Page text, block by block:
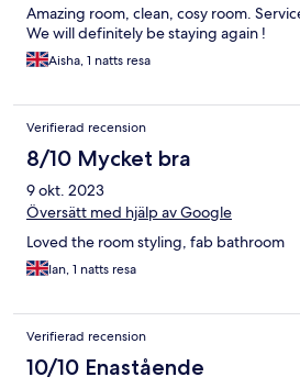
Amazing room, clean, cosy room.
We will definitely be staying again !
Aisha, 1 natts resa
Verifierad recension
8/10 Mycket bra
9 okt. 2023
Översätt med hjälp av Google
Loved the room styling, fab bathroom
Ian, 1 natts resa
Verifierad recension
10/10 Enastående